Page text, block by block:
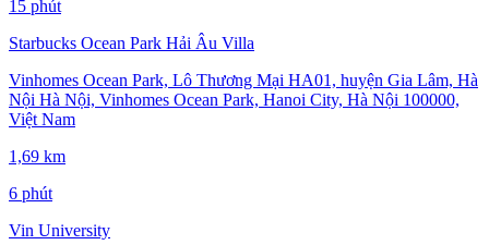
15 phút
Starbucks Ocean Park Hải Âu Villa
Vinhomes Ocean Park, Lô Thương Mại HA01, huyện Gia Lâm, Hà
Nội Hà Nội, Vinhomes Ocean Park, Hanoi City, Hà Nội 100000,
Việt Nam
1,69 km
6 phút
Vin University